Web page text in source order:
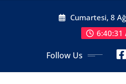
Cumartesi, 8
6:40:33
Follow Us